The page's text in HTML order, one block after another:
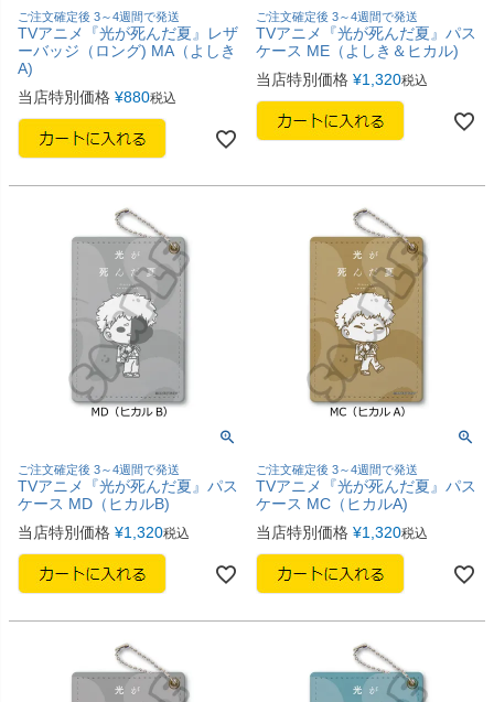
ご注文確定後 3～4週間で発送
TVアニメ『光が死んだ夏』レザ
ーバッジ（ロング) MA（よしき
A)
当店特別価格 ¥880税込
ご注文確定後 3～4週間で発送
TVアニメ『光が死んだ夏』パス
ケース ME（よしき＆ヒカル)
当店特別価格 ¥1,320税込
ご注文確定後 3～4週間で発送
TVアニメ『光が死んだ夏』パス
ケース MD（ヒカルB)
当店特別価格 ¥1,320税込
ご注文確定後 3～4週間で発送
TVアニメ『光が死んだ夏』パス
ケース MC（ヒカルA)
当店特別価格 ¥1,320税込